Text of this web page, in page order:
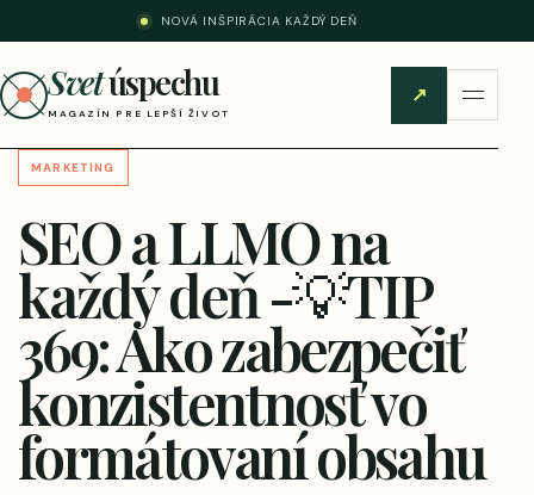
NOVÁ INŠPIRÁCIA KAŽDÝ DEŇ
Svetúspechu
MAGAZÍN PRE LEPŠÍ ŽIVOT
↗
MARKETING
SEO a LLMO na
každý deň -💡TIP
369: Ako zabezpečiť
konzistentnosť vo
formátovaní obsahu